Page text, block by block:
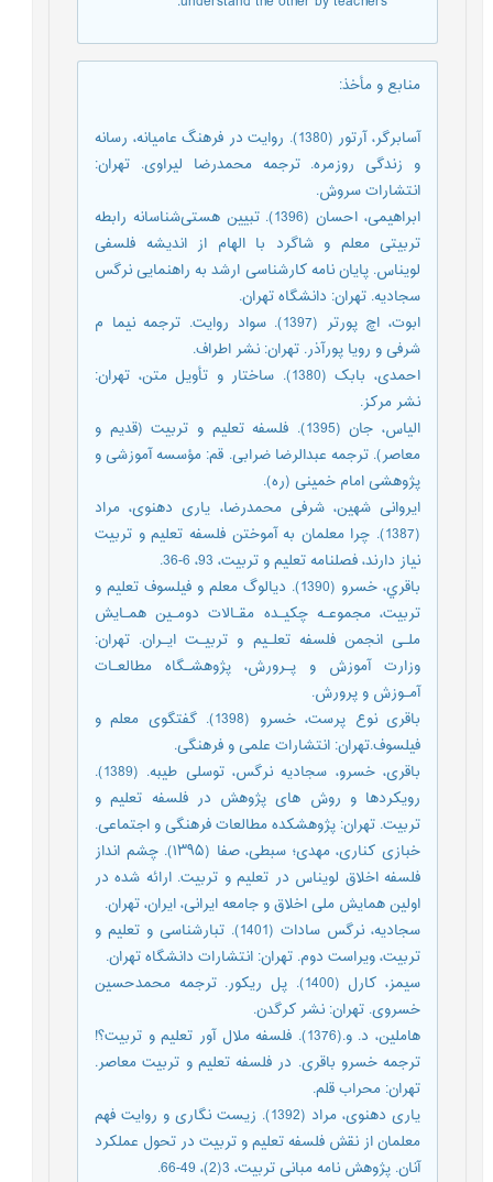
منابع و مأخذ:
آسابرگر، آرتور (1380). روایت در فرهنگ عامیانه، رسانه
و زندگی روزمره. ترجمه محمدرضا لیراوی. تهران:
انتشارات سروش.
ابراهیمی، احسان (1396). تبیین هستی‌شناسانه رابطه
تربیتی معلم و شاگرد با الهام از اندیشه فلسفی
لویناس. پایان نامه کارشناسی ارشد به راهنمایی نرگس
سجادیه. تهران: دانشگاه تهران.
ابوت، اچ پورتر (1397). سواد روایت. ترجمه نیما م
شرفی و رویا پورآذر. تهران: نشر اطراف.
احمدی، بابک (1380). ساختار و تأویل متن، تهران:
نشر مرکز.
الیاس، جان (1395). فلسفه تعلیم و تربیت (قدیم و
معاصر). ترجمه عبدالرضا ضرابی. قم: مؤسسه آموزشی و
پژوهشی امام خمینی (ره).
ایروانی شهین، شرفی محمدرضا، یاری دهنوی، مراد
(1387). چرا معلمان به آموختن فلسفه تعلیم و تربیت
نیاز دارند، فصلنامه تعلیم و تربیت، 93، 6-36.
باقري، خسرو (1390). دیالوگ معلم و فیلسوف تعلیم و
تربیت، مجموعـه چکیـده مقـالات دومـین همـایش
ملـی انجمن فلسفه تعلـیم و تربیـت ایـران. تهران:
وزارت آموزش و پـرورش، پژوهشـگاه مطالعـات
آمـوزش و پرورش.
باقری نوع پرست، خسرو (1398). گفتگوی معلم و
فیلسوف.تهران: انتشارات علمی و فرهنگی.
باقری، خسرو، سجادیه نرگس، توسلی طیبه. (1389).
رویکردها و روش های پژوهش در فلسفه تعلیم و
تربیت. تهران: پژوهشکده مطالعات فرهنگی و اجتماعی.
خبازی کناری، مهدی؛ سبطی، صفا (۱۳۹۵). چشم انداز
فلسفه اخلاق لویناس در تعلیم و تربیت. ارائه شده در
اولین همایش ملی اخلاق و جامعه ایرانی، ایران، تهران.
سجادیه، نرگس سادات (1401). تبارشناسی و تعلیم و
تربیت، ویراست دوم. تهران: انتشارات دانشگاه تهران.
سیمز، کارل (1400). پل ریکور. ترجمه محمدحسین
خسروی. تهران: نشر کرگدن.
هاملین، د. و.(1376). فلسفه ملال آور تعلیم و تربیت؟!
ترجمه خسرو باقری. در فلسفه تعلیم و تربیت معاصر.
تهران: محراب قلم.
یاری دهنوی، مراد (1392). زیست نگاری و روایت فهم
معلمان از نقش فلسفه تعلیم و تربیت در تحول عملکرد
آنان. پژوهش نامه مبانی تربیت، 3(2)، 49-66.